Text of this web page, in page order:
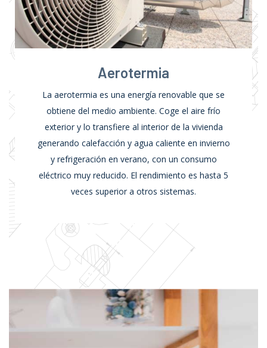
Aerotermia
La aerotermia es una energía renovable que se
obtiene del medio ambiente. Coge el aire frío
exterior y lo transfiere al interior de la vivienda
generando calefacción y agua caliente en invierno
y refrigeración en verano, con un consumo
eléctrico muy reducido. El rendimiento es hasta 5
veces superior a otros sistemas.